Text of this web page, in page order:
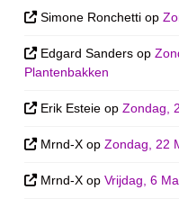
Simone Ronchetti op
Edgard Sanders op
Plantenbakken
Erik Esteie opZondag,
Mrnd-X opZondag, 22
Mrnd-X opVrijdag, 6